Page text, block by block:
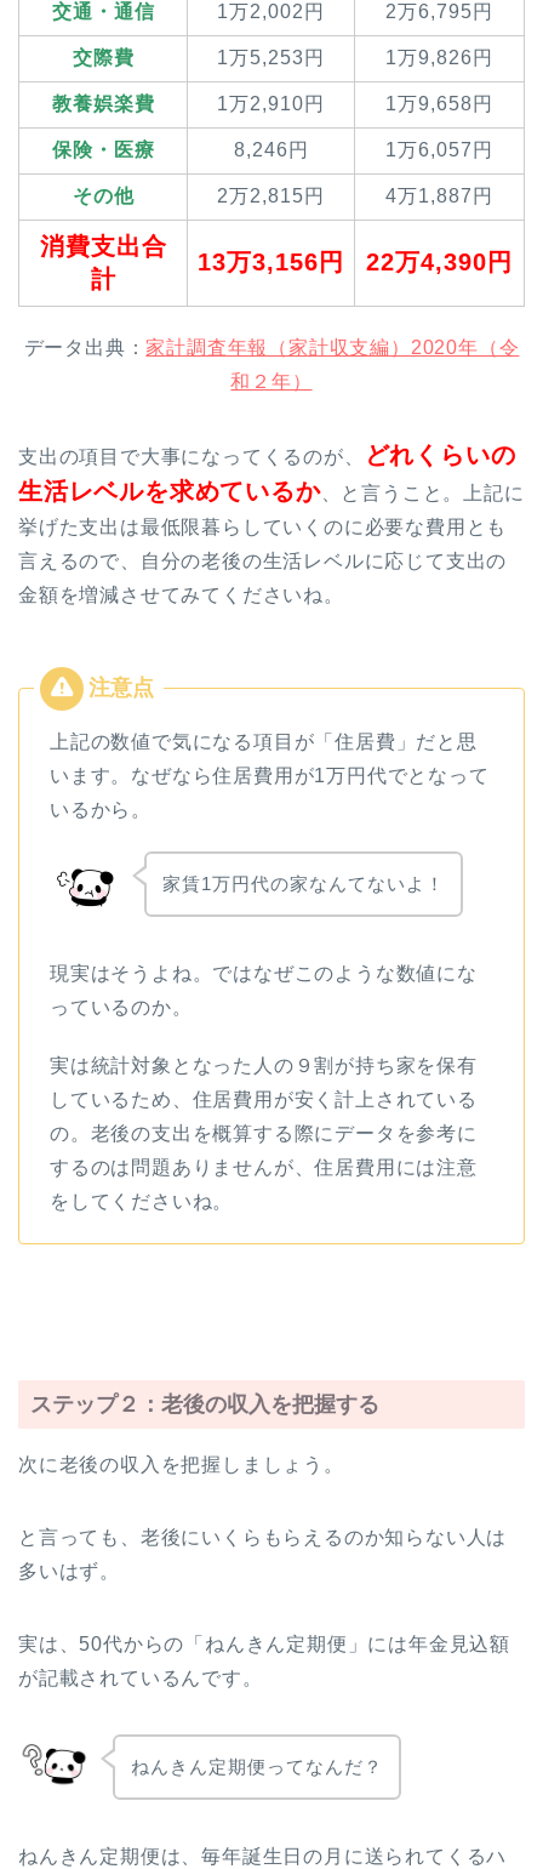
交通・通信 1万2,002円 2万6,795円
交際費 1万5,253円 1万9,826円
教養娯楽費 1万2,910円 1万9,658円
保険・医療 8,246円 1万6,057円
その他 2万2,815円 4万1,887円
消費支出合
計
13万3,156円 22万4,390円
データ出典： 家計調査年報（家計収支編）2020年（令
和２年）
支出の項目で大事になってくるのが、
どれくらいの
生活レベルを求めているか、と言うこと。上記に
挙げた支出は最低限暮らしていくのに必要な費用とも
言えるので、自分の老後の生活レベルに応じて支出の
金額を増減させてみてくださいね。
上記の数値で気になる項目が「住居費」だと思
います。なぜなら住居費用が1万円代でとなって
いるから。
家賃1万円代の家なんてないよ！
現実はそうよね。ではなぜこのような数値にな
っているのか。
実は統計対象となった人の９割が持ち家を保有
しているため、住居費用が安く計上されている
の。老後の支出を概算する際にデータを参考に
するのは問題ありませんが、住居費用には注意
をしてくださいね。
ステップ２：老後の収入を把握する
次に老後の収入を把握しましょう。
と言っても、老後にいくらもらえるのか知らない人は
多いはず。
実は、50代からの「ねんきん定期便」には年金見込額
が記載されているんです。
ねんきん定期便ってなんだ？
ねんきん定期便は、毎年誕生日の月に送られてくるハ